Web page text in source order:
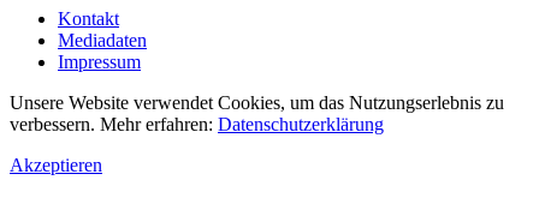
Kontakt
Mediadaten
Impressum
Unsere Website verwendet Cookies, um das Nutzungserlebnis zu
verbessern. Mehr erfahren: Datenschutzerklärung
Akzeptieren